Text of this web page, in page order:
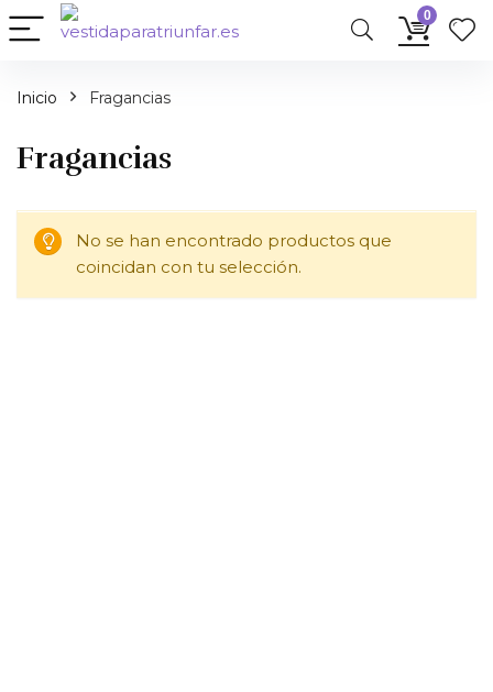
0
Inicio Fragancias
Fragancias
No se han encontrado productos que
coincidan con tu selección.